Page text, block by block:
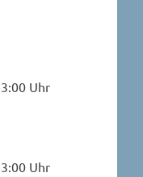
Uhr
Uhr